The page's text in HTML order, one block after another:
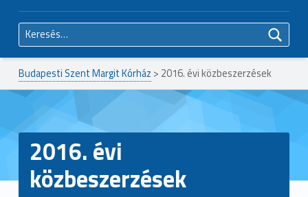
Keresés:
Budapesti Szent Margit Kórház > 2016. évi közbeszerzések
2016. évi
közbeszerzések